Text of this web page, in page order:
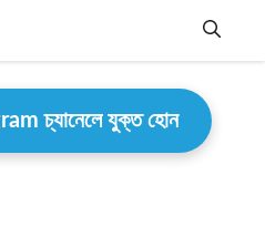
চ্যানেলে যুক্ত হোন